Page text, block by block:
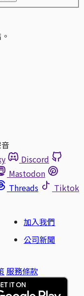
Discord
Mastodon
Threads
Tiktok
加入我們
公司新聞
服務條款